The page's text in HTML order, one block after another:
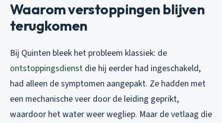
Waarom verstoppingen blijven
terugkomen
Bij Quinten bleek het probleem klassiek: de
ontstoppingsdienst die hij eerder had ingeschakeld,
had alleen de symptomen aangepakt. Ze hadden met
een mechanische veer door de leiding geprikt,
waardoor het water weer wegliep. Maar de vetlaag die